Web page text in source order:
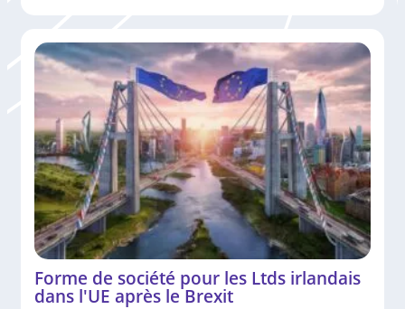
Forme de société pour les Ltds irlandais
dans l'UE après le Brexit